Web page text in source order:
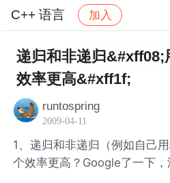
C++ 语言 加入
社区 C++ 语言 帖子详
递归和非递归
效率更高&#xff1f;
runtospring
2009-04-11
1、递归和非递归（例如自己
个效率更高？Google了一下